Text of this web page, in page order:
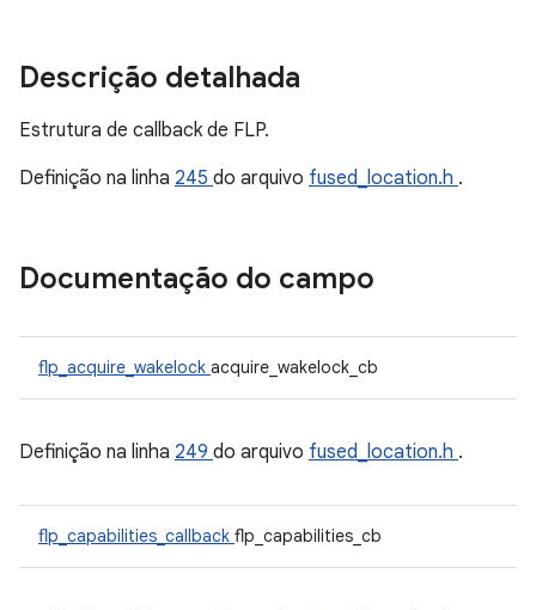
Descrição detalhada
Estrutura de callback de FLP.
Definição na linha 245 do arquivo fused_location.h .
Documentação do campo
flp_acquire_wakelock acquire_wakelock_cb
Definição na linha 249 do arquivo fused_location.h .
flp_capabilities_callback flp_capabilities_cb